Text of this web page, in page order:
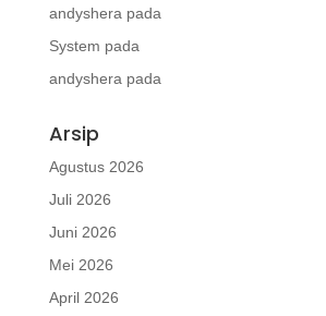
andysherapada
System pada
andysherapada
Arsip
Agustus 2026
Juli 2026
Juni 2026
Mei 2026
April 2026